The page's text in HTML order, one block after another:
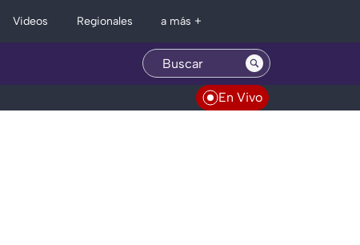
Videos Regionales a más +
En Vivo